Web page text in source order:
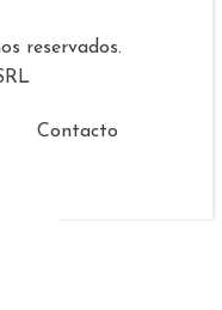
reservados.
Contacto